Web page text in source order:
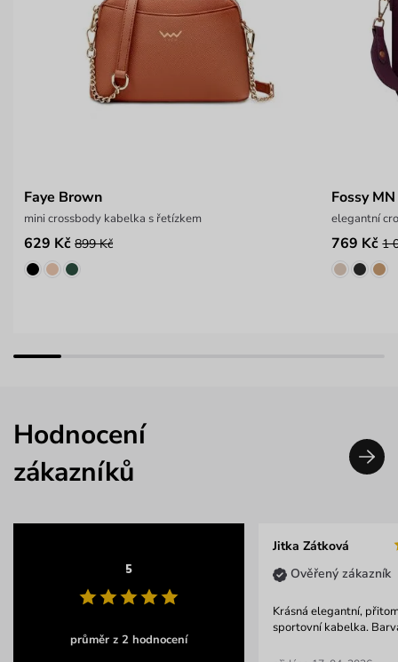
Faye Brown
mini crossbody kabelka s řetízkem
629 Kč 899 Kč
Fossy
elegantní
769 Kč 1
Hodnocení
zákazníků
5
průměr z 2 hodnocení
Jitka Zátková
Ověřený zákazník
Krásná elegantní,
sportovní kabelka.